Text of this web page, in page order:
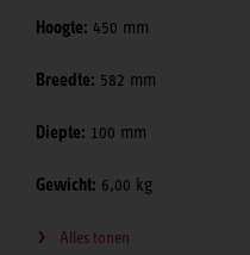
Hoogte: 450 mm
Breedte: 582 mm
Diepte: 100 mm
Gewicht: 6,00 kg
Alles tonen